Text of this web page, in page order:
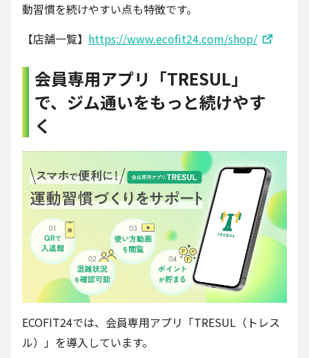
動習慣を続けやすい点も特徴です。
【店舗一覧】 https://www.ecofit24.com/shop/
会員専用アプリ「TRESUL」
で、ジム通いをもっと続けやす
く
ECOFIT24では、会員専用アプリ「TRESUL（トレス
ル）」を導入しています。